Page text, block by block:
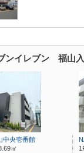
ンイレブン 福山
中央壱番館
㎡